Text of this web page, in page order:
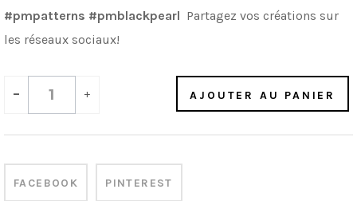
#pmpatterns #pmblackpearl Partagez vos créations sur
les réseaux sociaux!
- + AJOUTER AU PANIER
FACEBOOK PINTEREST